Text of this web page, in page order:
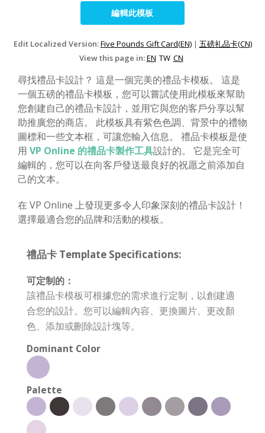
編輯此模板
Edit Localized Version:Five Pounds Gift Card(EN)| 五磅礼品卡(CN)
View this page in:EN TW CN
尋找禮品卡設計？ 這是一個完美的禮品卡模板。 這是
一個五磅的禮品卡模板，您可以嘗試使用此模板來幫助
您創建自己的禮品卡設計，並用它與您的客戶分享以幫
助推廣您的商店。 此模板具有紫色色調、背景中的禮物
圖標和一些文本框，可讓您輸入信息。 禮品卡模板是使
用 VP Online 的禮品卡製作工具設計的。 它是完全可
編輯的，您可以在向客戶發送最良好的祝愿之前添加自
己的文本。
在 VP Online 上發現更多令人印象深刻的禮品卡設計！
選擇最適合您的品牌和活動的模板。
禮品卡 Template Specifications:
可定制的：
該禮品卡模板可根據您的需求進行定制，以創建適
合您的設計。您可以編輯內容、更換圖片、更改顏
色、添加或刪除設計塊等。
Dominant Color
Palette